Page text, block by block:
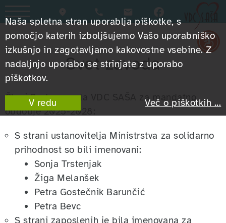
Naša spletna stran uporablja piškotke, s
pomočjo katerih izboljšujemo Vašo uporabniško
izkušnjo in zagotavljamo kakovostne vsebine. Z
nadaljnjo uporabo se strinjate z uporabo
piškotkov.
V redu Več o piškotkih ...
Svet zavoda
Člani Sveta zavoda VDC SAŠA za mandatno
obdobje 2025-2028:
S strani ustanovitelja Ministrstva za solidarno
prihodnost so bili imenovani:
Sonja Trstenjak
Žiga Melanšek
Petra Gostečnik Barunčić
Petra Bevc
S strani zaposlenih je bila imenovana za